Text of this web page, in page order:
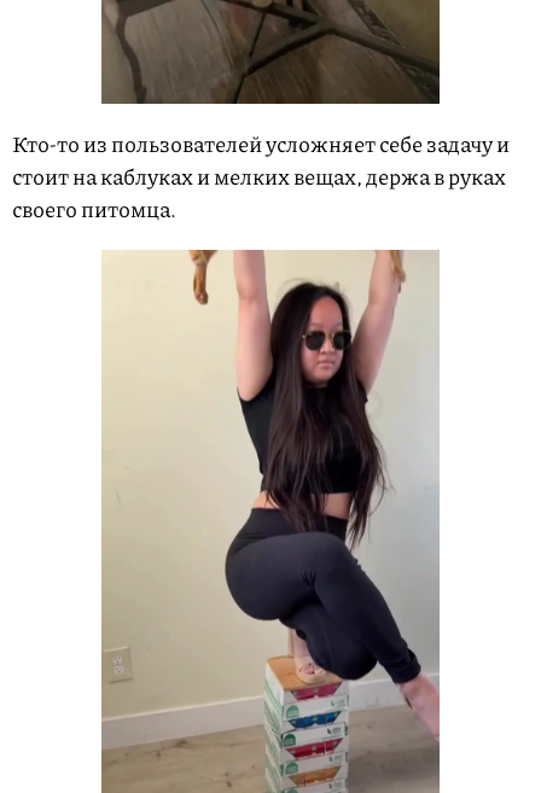
Кто-то из пользователей усложняет себе задачу и
стоит на каблуках и мелких вещах, держа в руках
своего питомца.